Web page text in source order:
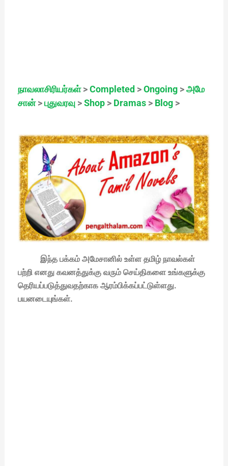
நாவலாசிரியர்கள்>Completed >Ongoing>அமே
சான்>புதுவரவு>Shop> Dramas> Blog>
இந்த பக்கம் அமேசானில் உள்ள தமிழ் நாவல்கள்
பற்றி எனது கவனத்துக்கு வரும் செய்திகளை உங்களுக்கு
தெரியப்படுத்துவதற்காக ஆரம்பிக்கப்பட்டுள்ளது.
பயனடையுங்கள்.